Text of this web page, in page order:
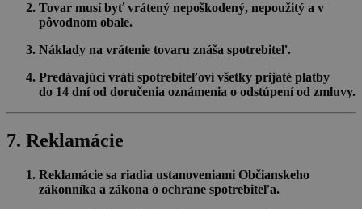
Tovar musí byť vrátený nepoškodený, nepoužitý a v
pôvodnom obale.
Náklady na vrátenie tovaru znáša spotrebiteľ.
Predávajúci vráti spotrebiteľovi všetky prijaté platby
do 14 dníod doručenia oznámenia o odstúpení od zmluvy.
7. Reklamácie
Reklamácie sa riadia ustanoveniami Občianskeho
zákonníka a zákona o ochrane spotrebiteľa.